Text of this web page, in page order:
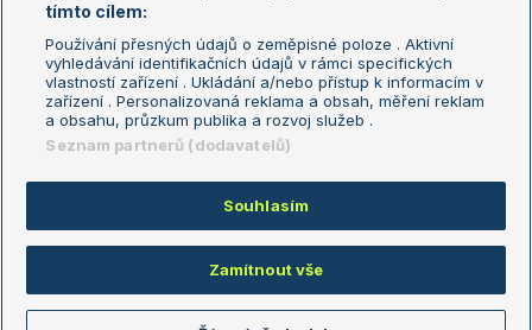
Podmínky užití
Nastavení soukromí
GDPR a žurnalistika
Reklama
Kontakt
Informace o zpracování osobních
údajů
Copyright © 2008-2026 TenisPortal.cz. Využíváme zpravodajství ČTK.
tímto cílem:
Používání přesných údajů o zeměpisné poloze . Aktivní
vyhledávání identifikačních údajů v rámci specifických
vlastností zařízení . Ukládání a/nebo přístup k informacím v
zařízení . Personalizovaná reklama a obsah, měření reklam
a obsahu, průzkum publika a rozvoj služeb .
Seznam partnerů (dodavatelů)
Souhlasím
Zamítnout vše